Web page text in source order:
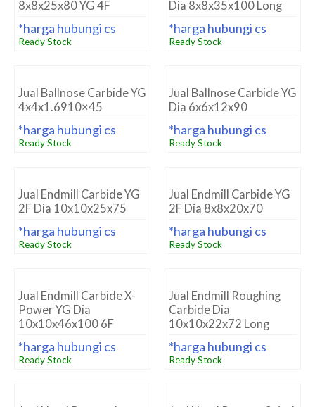
8x8x25x80 YG 4F
*harga hubungi cs
Ready Stock
Dia 8x8x35x100 Long
*harga hubungi cs
Ready Stock
Jual Ballnose Carbide YG
4x4x1.6910×45
*harga hubungi cs
Ready Stock
Jual Ballnose Carbide YG
Dia 6x6x12x90
*harga hubungi cs
Ready Stock
Jual Endmill Carbide YG
2F Dia 10x10x25x75
*harga hubungi cs
Ready Stock
Jual Endmill Carbide YG
2F Dia 8x8x20x70
*harga hubungi cs
Ready Stock
Jual Endmill Carbide X-
Power YG Dia
10x10x46x100 6F
*harga hubungi cs
Ready Stock
Jual Endmill Roughing
Carbide Dia
10x10x22x72 Long
*harga hubungi cs
Ready Stock